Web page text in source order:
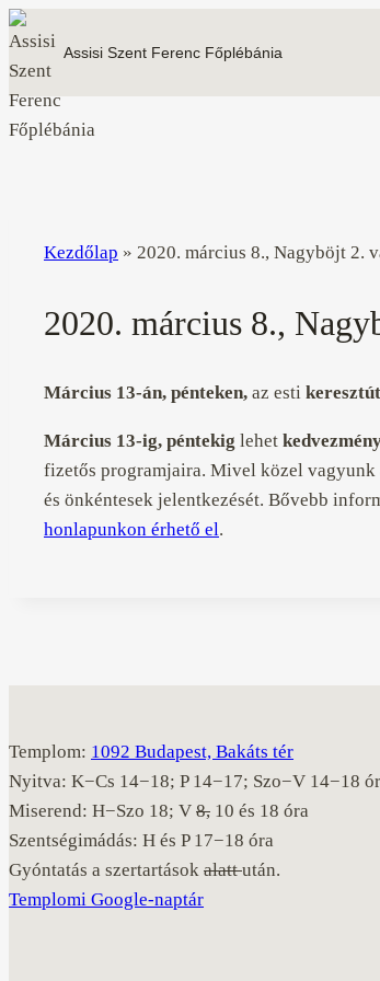
Skip
to
content
Assisi Szent Ferenc Főplébánia
Kezdőlap » 2020. március 8., Nagyböjt 2.
2020. március 8.,
Március 13-án, pénteken, az esti
Március 13-ig, péntekig lehet
fizetős programjaira. Mivel közel vagyunk
és önkéntesek jelentkezését. Bővebb
honlapunkon érhető el.
Templom: 1092 Budapest, Bakáts tér
Nyitva: K−Cs 14−18; P 14−17; Szo−V 14−18
Miserend: H−Szo 18; V 8, 10 és 18 óra
Szentségimádás: H és P 17−18 óra
Gyóntatás a szertartások alattután.
Templomi Google-naptár